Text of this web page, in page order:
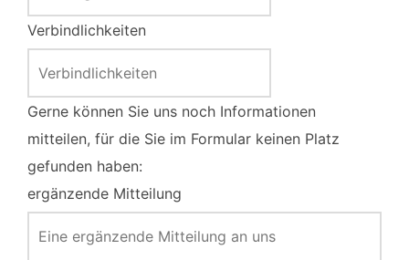
Verbindlichkeiten
Gerne können Sie uns noch Informationen
mitteilen, für die Sie im Formular keinen Platz
gefunden haben:
ergänzende Mitteilung